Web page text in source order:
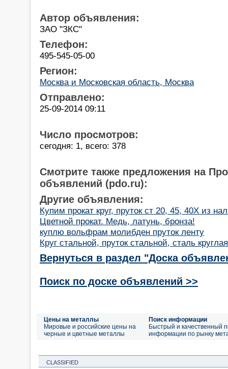
Автор объявления:
ЗАО "ЗКС"
Телефон:
495-545-05-00
Регион:
Москва и Московская область, Москва
Отправлено:
25-09-2014 09:11
Число просмотров:
сегодня: 1, всего: 378
Смотрите также предложения на
объявлений (pdo.ru):
Другие объявления:
Купим прокат круг, пруток ст 20, 45, 40Х из
Цветной прокат. Медь, латунь, бронза!
куплю вольфрам молибден пруток ленту
Круг стальной, пруток стальной, сталь
Вернуться в раздел "Доска
Поиск по доске объявлений >>
Цены на металлы
Мировые и российские цены на
черные и цветные металлы
Поиск информации
Быстрый и качественный
информации по рынку
CLASSIFIED